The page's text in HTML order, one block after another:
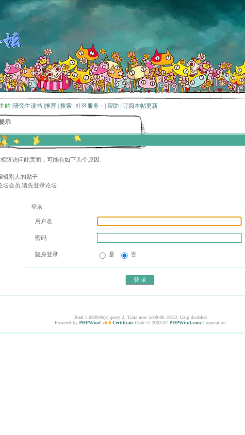
站 研究生读书 推荐 搜索 社区服务 帮助 订阅本帖更新
示
限访问此页面，可能有如下几个原因:
辑别人的贴子
坛会员,请先登录论坛
登录
用户名
密码
隐身登录 是 否
Total 1.693949(s) query 2, Time now is:08-06 19:22, Gzip disabled
Powered by PHPWind v6.0 Certificate Code © 2003-07 PHPWind.com Corporation